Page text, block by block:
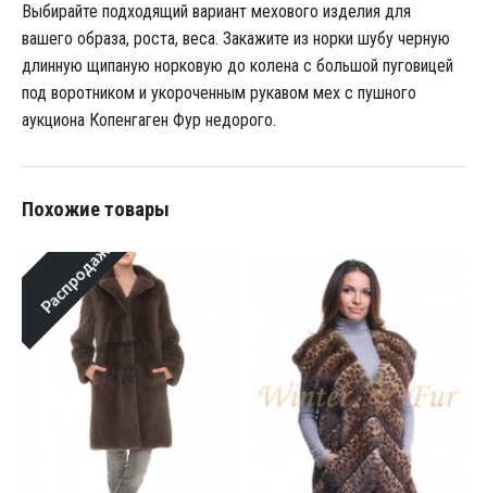
Выбирайте подходящий вариант мехового изделия для
вашего образа, роста, веса. Закажите из норки шубу черную
длинную щипаную норковую до колена с большой пуговицей
под воротником и укороченным рукавом мех с пушного
аукциона Копенгаген Фур недорого.
Похожие товары
Распродажа!